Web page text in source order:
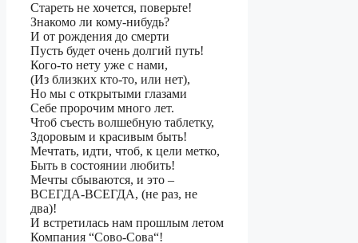
Стареть не хочется, поверьте!
Знакомо ли кому-нибудь?
И от рождения до смерти
Пусть будет очень долгий путь!
Кого-то нету уже с нами,
(Из близких кто-то, или нет),
Но мы с открытыми глазами
Себе пророчим много лет.
Чтоб съесть волшебную таблетку,
Здоровым и красивым быть!
Мечтать, идти, чтоб, к цели метко,
Быть в состоянии любить!
Мечты сбываются, и это –
ВСЕГДА-ВСЕГДА, (не раз, не
два)!
И встретилась нам прошлым летом
Компания “Сово-Сова“!